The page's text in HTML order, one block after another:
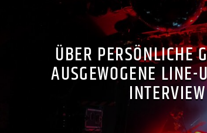
ÜBER PERSÖNLICHE
AUSGEWOGENE